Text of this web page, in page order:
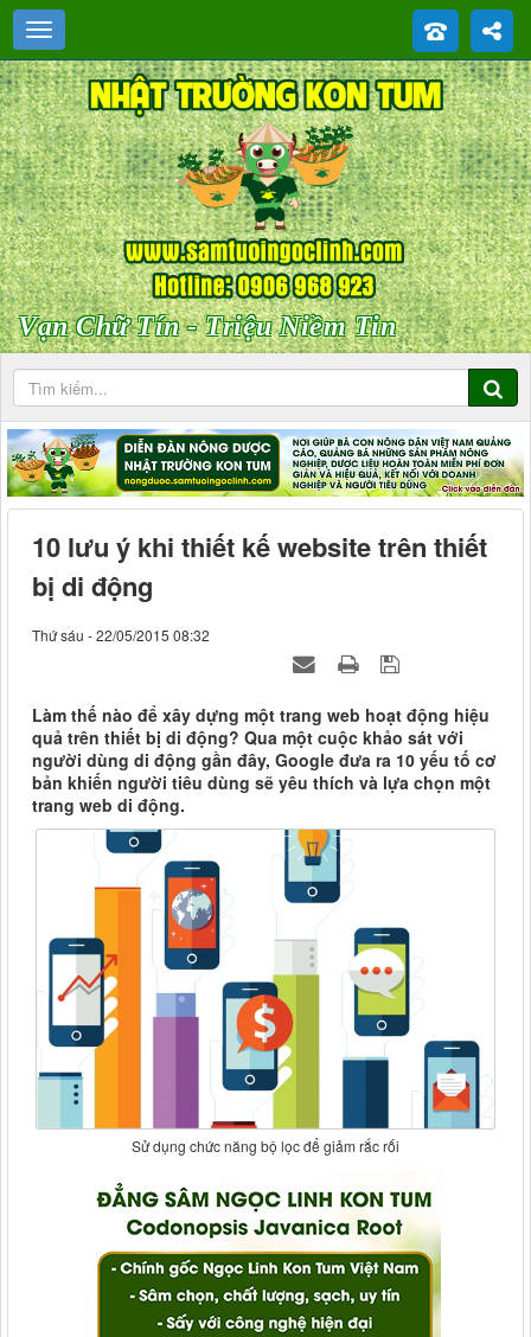
Vạn Chữ Tín - Triệu Niềm Tin
10 lưu ý khi thiết kế website trên thiết
bị di động
Thứ sáu - 22/05/2015 08:32
Làm thế nào để xây dựng một trang web hoạt động hiệu
quả trên thiết bị di động? Qua một cuộc khảo sát với
người dùng di động gần đây, Google đưa ra 10 yếu tố cơ
bản khiến người tiêu dùng sẽ yêu thích và lựa chọn một
trang web di động.
Sử dụng chức năng bộ lọc để giảm rắc rối